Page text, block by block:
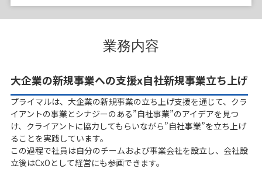
業務内容
大企業の新規事業への支援x自社新規事業立ち上げ
プライマルは、大企業の新規事業の立ち上げ支援を通じて、クラ
イアントの事業とシナジーのある”自社事業”のアイデアを見つ
け、クライアントに協力してもらいながら”自社事業”を立ち上げ
ることを実践しています。
この過程で社員は自分のチームおよび事業会社を設立し、会社設
立後はCxOとして経営にも参画できます。